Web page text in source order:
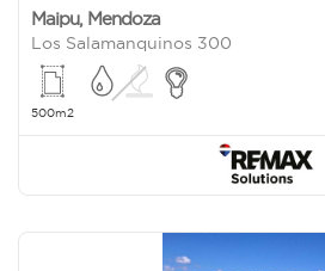
Maipu, Mendoza
Los Salamanquinos 300
500m2